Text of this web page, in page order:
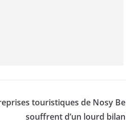
touristiques de Nosy Be
souffrent d’un lourd bilan